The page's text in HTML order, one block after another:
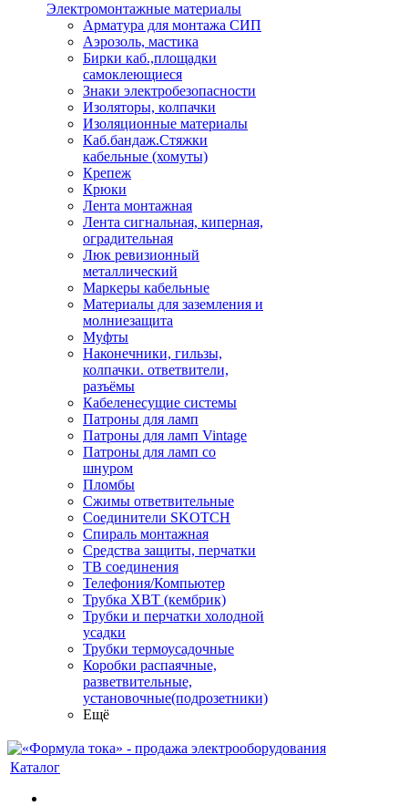
Электромонтажные материалы
Арматура для монтажа СИП
Аэрозоль, мастика
Бирки каб.,площадки
самоклеющиеся
Знаки электробезопасности
Изоляторы, колпачки
Изоляционные материалы
Каб.бандаж.Стяжки
кабельные (хомуты)
Крепеж
Крюки
Лента монтажная
Лента сигнальная, киперная,
оградительная
Люк ревизионный
металлический
Маркеры кабельные
Материалы для заземления и
молниезащита
Муфты
Наконечники, гильзы,
колпачки. ответвители,
разъёмы
Кабеленесущие системы
Патроны для ламп
Патроны для ламп Vintage
Патроны для ламп со
шнуром
Пломбы
Сжимы ответвительные
Соединители SKOTCH
Спираль монтажная
Средства защиты, перчатки
ТВ соединения
Телефония/Компьютер
Трубка ХВТ (кембрик)
Трубки и перчатки холодной
усадки
Трубки термоусадочные
Коробки распаячные,
разветвительные,
установочные(подрозетники)
Ещё
Каталог